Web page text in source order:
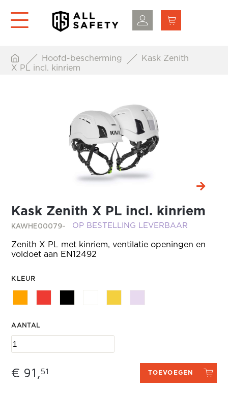
Hoofd-bescherming
Kask Zenith
X PL incl. kinriem
Kask Zenith X PL incl. kinriem
KAWHE00079- OP BESTELLING LEVERBAAR
Zenith X PL met kinriem, ventilatie openingen en
voldoet aan EN12492
KLEUR
AANTAL
€ 91,51 TOEVOEGEN